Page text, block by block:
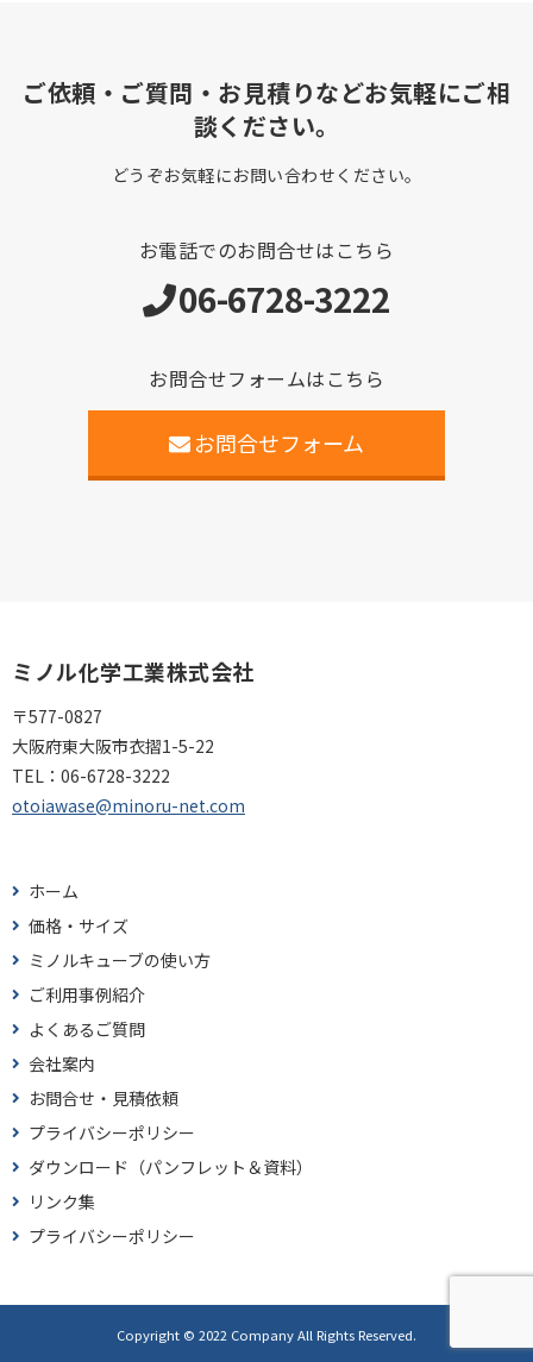
ご依頼・ご質問・お見積りなどお気軽にご相
談ください。
どうぞお気軽にお問い合わせください。
お電話でのお問合せはこちら
06-6728-3222
お問合せフォームはこちら
お問合せフォーム
ミノル化学工業株式会社
〒577-0827
大阪府東大阪市衣摺1-5-22
TEL： 06-6728-3222
otoiawase@minoru-net.com
ホーム
価格・サイズ
ミノルキューブの使い方
ご利用事例紹介
よくあるご質問
会社案内
お問合せ・見積依頼
プライバシーポリシー
ダウンロード（パンフレット＆資料）
リンク集
プライバシーポリシー
Copyright © 2022 Company All Rights Reserved.